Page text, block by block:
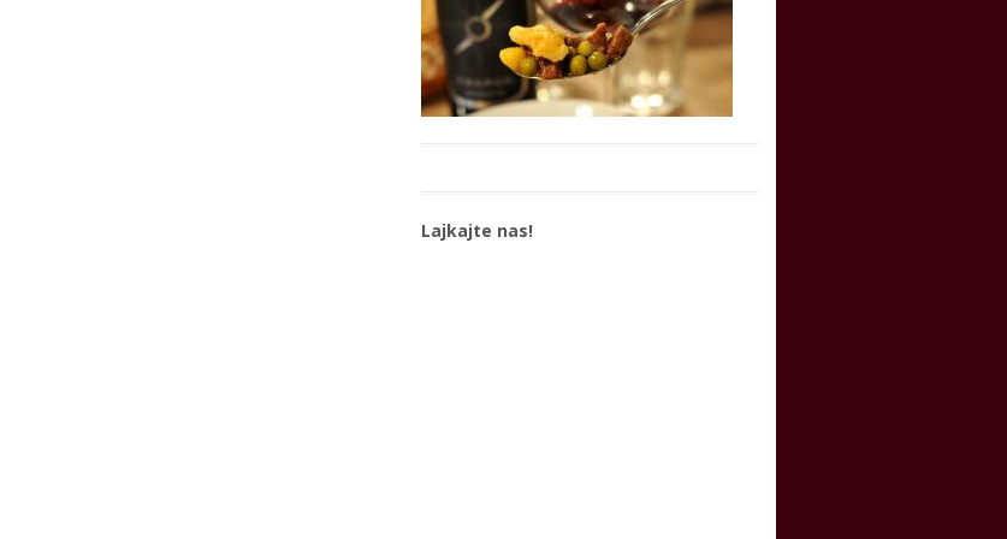
Lajkajte nas!